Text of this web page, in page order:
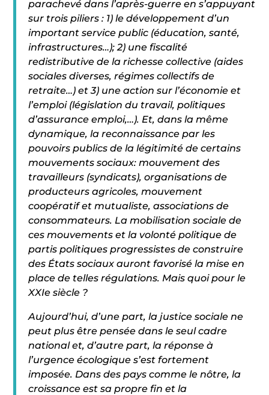
parachevé dans l’après-guerre en s’appuyant
sur trois piliers : 1) le développement d’un
important service public (éducation, santé,
infrastructures…); 2) une fiscalité
redistributive de la richesse collective (aides
sociales diverses, régimes collectifs de
retraite…) et 3) une action sur l’économie et
l’emploi (législation du travail, politiques
d’assurance emploi,…). Et, dans la même
dynamique, la reconnaissance par les
pouvoirs publics de la légitimité de certains
mouvements sociaux: mouvement des
travailleurs (syndicats), organisations de
producteurs agricoles, mouvement
coopératif et mutualiste, associations de
consommateurs. La mobilisation sociale de
ces mouvements et la volonté politique de
partis politiques progressistes de construire
des États sociaux auront favorisé la mise en
place de telles régulations. Mais quoi pour le
XXIe siècle ?
Aujourd’hui, d’une part, la justice sociale ne
peut plus être pensée dans le seul cadre
national et, d’autre part, la réponse à
l’urgence écologique s’est fortement
imposée. Dans des pays comme le nôtre, la
croissance est sa propre fin et la